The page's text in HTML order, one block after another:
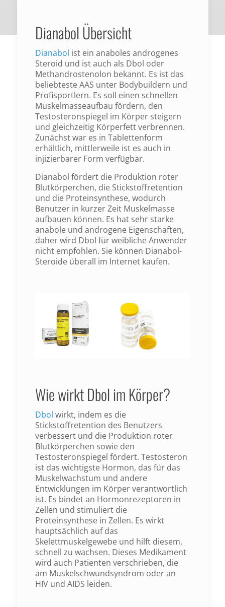
Dianabol Übersicht
Dianabol ist ein anaboles androgenes
Steroid und ist auch als Dbol oder
Methandrostenolon bekannt. Es ist das
beliebteste AAS unter Bodybuildern und
Profisportlern. Es soll einen schnellen
Muskelmasseaufbau fördern, den
Testosteronspiegel im Körper steigern
und gleichzeitig Körperfett verbrennen.
Zunächst war es in Tablettenform
erhältlich, mittlerweile ist es auch in
injizierbarer Form verfügbar.
Dianabol fördert die Produktion roter
Blutkörperchen, die Stickstoffretention
und die Proteinsynthese, wodurch
Benutzer in kurzer Zeit Muskelmasse
aufbauen können. Es hat sehr starke
anabole und androgene Eigenschaften,
daher wird Dbol für weibliche Anwender
nicht empfohlen. Sie können Dianabol-
Steroide überall im Internet kaufen.
Wie wirkt Dbol im Körper?
Dbol wirkt, indem es die
Stickstoffretention des Benutzers
verbessert und die Produktion roter
Blutkörperchen sowie den
Testosteronspiegel fördert. Testosteron
ist das wichtigste Hormon, das für das
Muskelwachstum und andere
Entwicklungen im Körper verantwortlich
ist. Es bindet an Hormonrezeptoren in
Zellen und stimuliert die
Proteinsynthese in Zellen. Es wirkt
hauptsächlich auf das
Skelettmuskelgewebe und hilft diesem,
schnell zu wachsen. Dieses Medikament
wird auch Patienten verschrieben, die
am Muskelschwundsyndrom oder an
HIV und AIDS leiden.